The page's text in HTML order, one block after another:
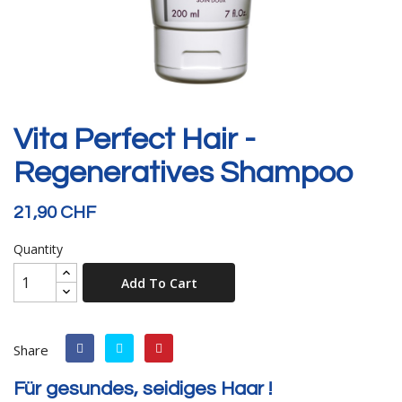
Vita Perfect Hair -
Regeneratives Shampoo
21,90 CHF
Quantity
Add To Cart
Share
Für gesundes, seidiges Haar !